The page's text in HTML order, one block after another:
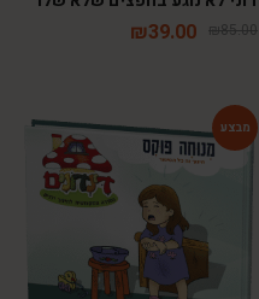
₪85.00
₪39.00